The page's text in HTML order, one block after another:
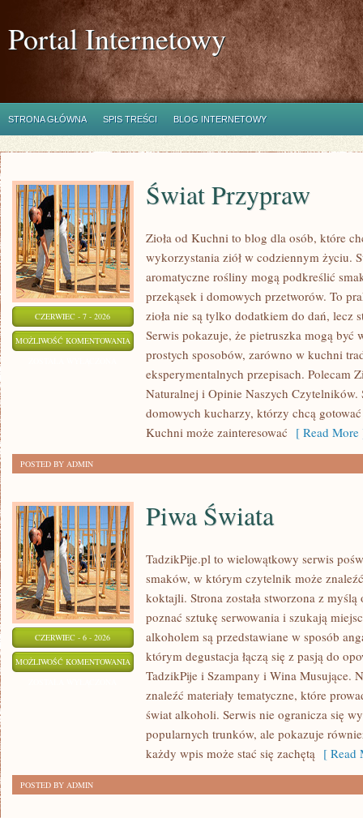
Portal Internetowy
STRONA GŁÓWNA SPIS TREŚCI BLOG INTERNETOWY
CZERWIEC - 7 - 2026
MOŻLIWOŚĆ KOMENTOWANIA ŚWIAT
PRZYPRAW
Świat Przypraw
Zioła od Kuchni to blog dla osób, które
wykorzystania ziół w codziennym życiu.
aromatyczne rośliny mogą podkreślić
przekąsek i domowych przetworów. To
zioła nie są tylko dodatkiem do dań, lecz
Serwis pokazuje, że pietruszka mogą być
prostych sposobów, zarówno w kuchni
eksperymentalnych przepisach. Polecam
Naturalnej i Opinie Naszych Czytelników.
domowych kucharzy, którzy chcą
Kuchni może zainteresować [ Read More
POSTED BY ADMIN
CZERWIEC - 6 - 2026
MOŻLIWOŚĆ KOMENTOWANIA PIWA
ŚWIATA
Piwa Świata
TadzikPije.pl to wielowątkowy serwis
smaków, w którym czytelnik może
koktajli. Strona została stworzona z
poznać sztukę serwowania i szukają
alkoholem są przedstawiane w sposób
którym degustacja łączą się z pasją do
TadzikPije i Szampany i Wina Musujące.
znaleźć materiały tematyczne, które
świat alkoholi. Serwis nie ogranicza się
popularnych trunków, ale pokazuje
każdy wpis może stać się zachętą [ Read
POSTED BY ADMIN